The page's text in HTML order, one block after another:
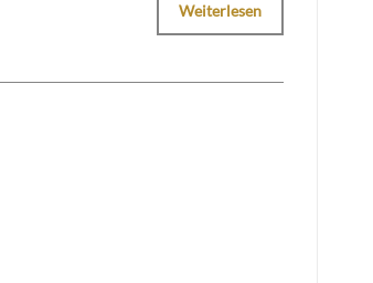
Weiterlesen